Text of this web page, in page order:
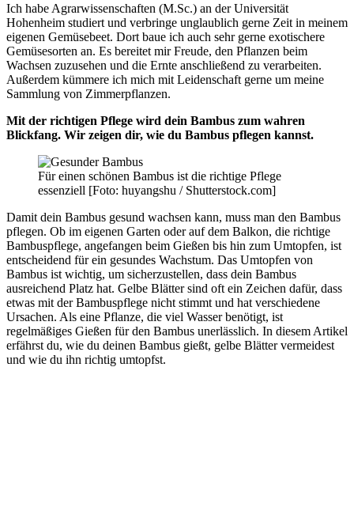
Ich habe Agrarwissenschaften (M.Sc.) an der Universität
Hohenheim studiert und verbringe unglaublich gerne Zeit in meinem
eigenen Gemüsebeet. Dort baue ich auch sehr gerne exotischere
Gemüsesorten an. Es bereitet mir Freude, den Pflanzen beim
Wachsen zuzusehen und die Ernte anschließend zu verarbeiten.
Außerdem kümmere ich mich mit Leidenschaft gerne um meine
Sammlung von Zimmerpflanzen.
Mit der richtigen Pflege wird dein Bambus zum wahren
Blickfang. Wir zeigen dir, wie du Bambus pflegen kannst.
Für einen schönen Bambus ist die richtige Pflege
essenziell [Foto: huyangshu / Shutterstock.com]
Damit dein Bambus gesund wachsen kann, muss man den Bambus
pflegen. Ob im eigenen Garten oder auf dem Balkon, die richtige
Bambuspflege, angefangen beim Gießen bis hin zum Umtopfen, ist
entscheidend für ein gesundes Wachstum. Das Umtopfen von
Bambus ist wichtig, um sicherzustellen, dass dein Bambus
ausreichend Platz hat. Gelbe Blätter sind oft ein Zeichen dafür, dass
etwas mit der Bambuspflege nicht stimmt und hat verschiedene
Ursachen. Als eine Pflanze, die viel Wasser benötigt, ist
regelmäßiges Gießen für den Bambus unerlässlich. In diesem Artikel
erfährst du, wie du deinen Bambus gießt, gelbe Blätter vermeidest
und wie du ihn richtig umtopfst.